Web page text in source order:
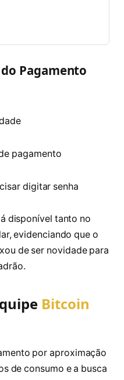
Pagamento
pagamento
digitar senha
disponível tanto no
evidenciando que o
de ser novidade para
Bitcoin
por aproximação
de consumo e a busca